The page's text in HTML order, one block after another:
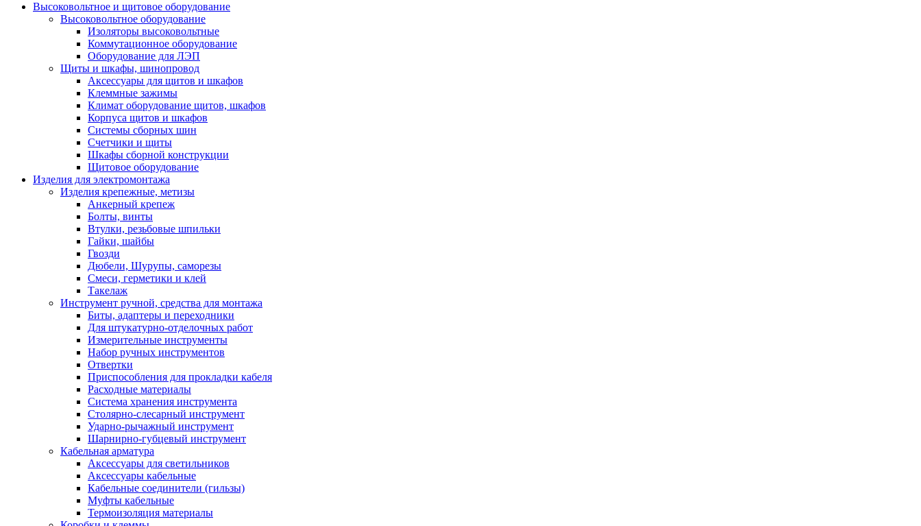
Высоковольтное и щитовое оборудование
Высоковольтное оборудование
Изоляторы высоковольтные
Коммутационное оборудование
Оборудование для ЛЭП
Щиты и шкафы, шинопровод
Аксессуары для щитов и шкафов
Клеммные зажимы
Климат оборудование щитов, шкафов
Корпуса щитов и шкафов
Системы сборных шин
Счетчики и щиты
Шкафы сборной конструкции
Щитовое оборудование
Изделия для электромонтажа
Изделия крепежные, метизы
Анкерный крепеж
Болты, винты
Втулки, резьбовые шпильки
Гайки, шайбы
Гвозди
Дюбели, Шурупы, саморезы
Смеси, герметики и клей
Такелаж
Инструмент ручной, средства для монтажа
Биты, адаптеры и переходники
Для штукатурно-отделочных работ
Измерительные инструменты
Набор ручных инструментов
Отвертки
Приспособления для прокладки кабеля
Расходные материалы
Система хранения инструмента
Столярно-слесарный инструмент
Ударно-рычажный инструмент
Шарнирно-губцевый инструмент
Кабельная арматура
Аксессуары для светильников
Аксессуары кабельные
Кабельные соединители (гильзы)
Муфты кабельные
Термоизоляция материалы